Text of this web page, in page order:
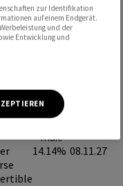
max.
14.14% 08.11.27
zur Identifikation
auf einem Endgerät.
und der
Entwicklung und